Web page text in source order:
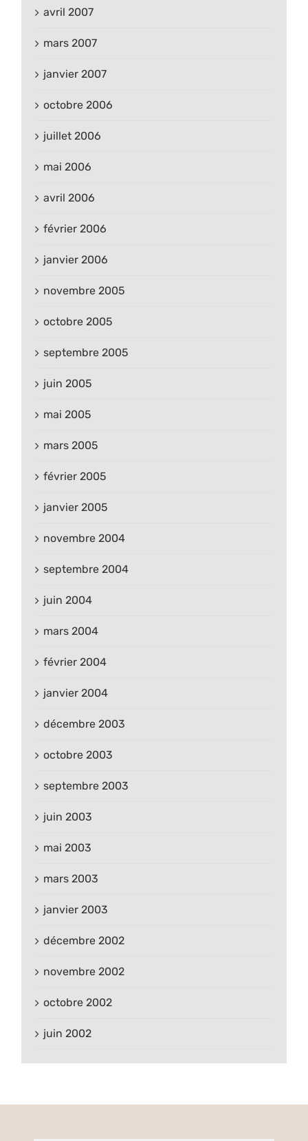
avril 2007
mars 2007
janvier 2007
octobre 2006
juillet 2006
mai 2006
avril 2006
février 2006
janvier 2006
novembre 2005
octobre 2005
septembre 2005
juin 2005
mai 2005
mars 2005
février 2005
janvier 2005
novembre 2004
septembre 2004
juin 2004
mars 2004
février 2004
janvier 2004
décembre 2003
octobre 2003
septembre 2003
juin 2003
mai 2003
mars 2003
janvier 2003
décembre 2002
novembre 2002
octobre 2002
juin 2002